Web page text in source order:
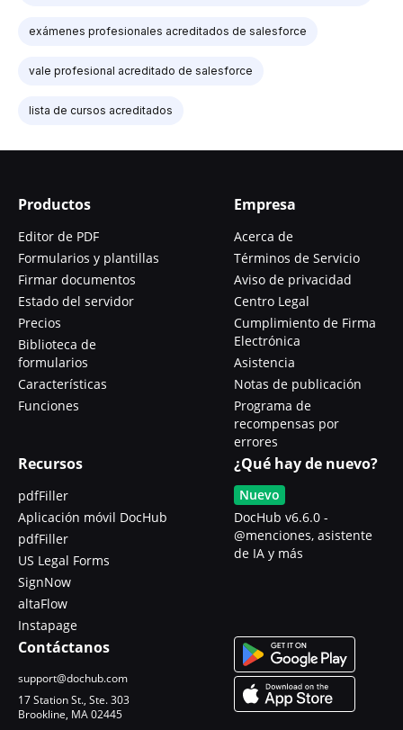
exámenes profesionales acreditados de salesforce
vale profesional acreditado de salesforce
lista de cursos acreditados
Productos
Editor de PDF
Formularios y plantillas
Firmar documentos
Estado del servidor
Precios
Biblioteca de
formularios
Características
Funciones
Empresa
Acerca de
Términos de Servicio
Aviso de privacidad
Centro Legal
Cumplimiento de Firma
Electrónica
Asistencia
Notas de publicación
Programa de
recompensas por
errores
Recursos
pdfFiller
Aplicación móvil DocHub
pdfFiller
US Legal Forms
SignNow
altaFlow
Instapage
¿Qué hay de nuevo?
Nuevo
DocHub v6.6.0 -
@menciones, asistente
de IA y más
Contáctanos
support@dochub.com
17 Station St., Ste. 303
Brookline, MA 02445